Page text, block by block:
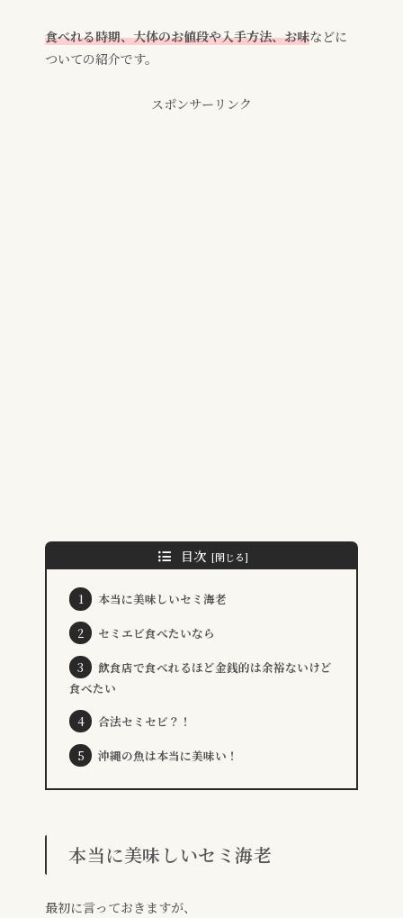
食べれる時期、大体のお値段や入手方法、お味などに
ついての紹介です。
スポンサーリンク
目次
本当に美味しいセミ海老
セミエビ食べたいなら
飲食店で食べれるほど金銭的は余裕ないけど
食べたい
合法セミセビ？！
沖縄の魚は本当に美味い！
本当に美味しいセミ海老
最初に言っておきますが、